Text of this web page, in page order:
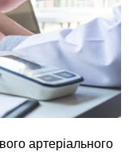
артеріального